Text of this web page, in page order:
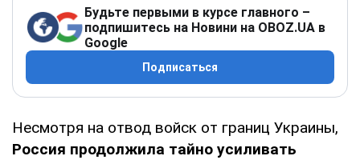
Будьте первыми в курсе главного –
подпишитесь на Новини на OBOZ.UA в
Google
Подписаться
Несмотря на отвод войск от границ Украины,
Россия продолжила тайно усиливать